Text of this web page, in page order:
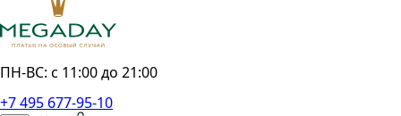
ПН-ВС: с 11:00 до 21:00
+7 495 677-95-10